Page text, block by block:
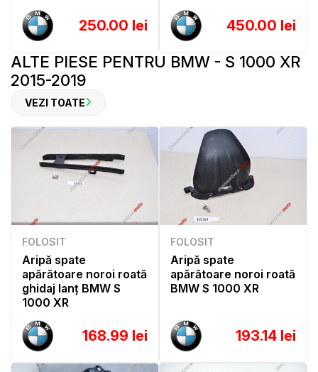
250.00 lei 450.00 lei
ALTE PIESE PENTRU BMW - S 1000 XR
2015-2019
VEZI TOATE
FOLOSIT
Aripă spate
apărătoare noroi roată
ghidaj lanț BMW S
1000 XR
168.99 lei
FOLOSIT
Aripă spate
apărătoare noroi roată
BMW S 1000 XR
193.14 lei